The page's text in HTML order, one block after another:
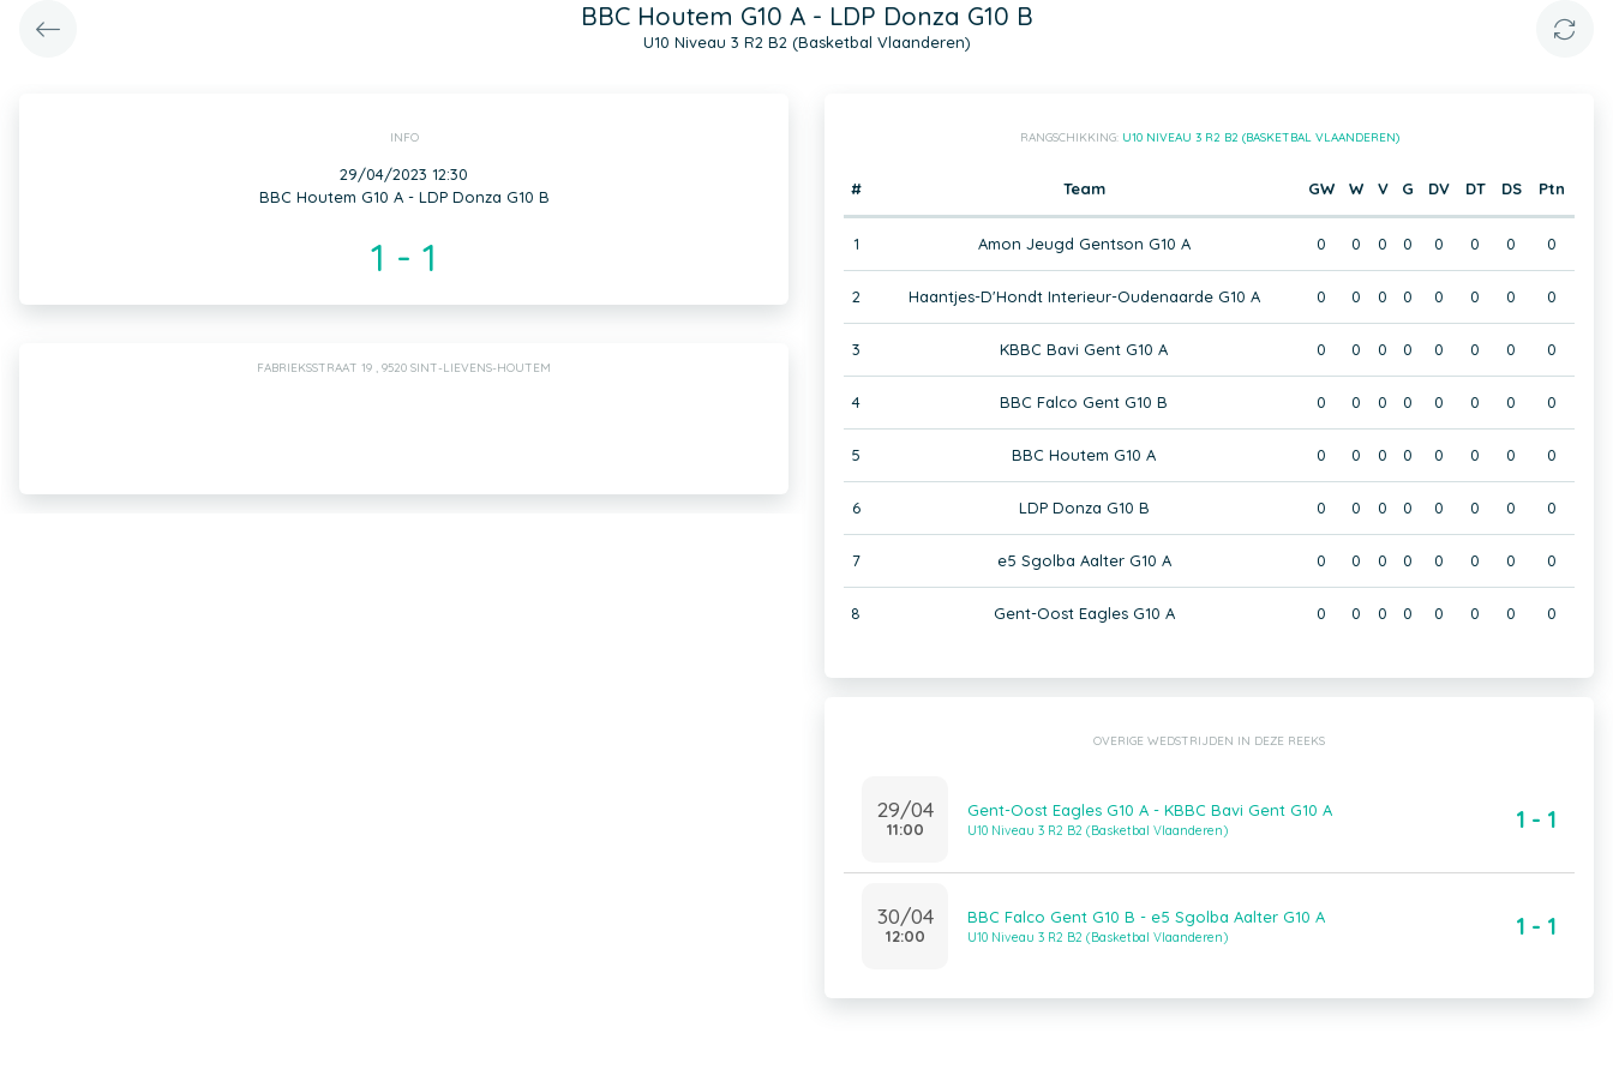
BBC Houtem G10 A - LDP Donza G10 B
U10 Niveau 3 R2 B2 (Basketbal Vlaanderen)
INFO
29/04/2023 12:30
BBC Houtem G10 A - LDP Donza G10 B
1 - 1
FABRIEKSSTRAAT 19 , 9520 SINT-LIEVENS-HOUTEM
RANGSCHIKKING: U10 NIVEAU 3 R2 B2 (BASKETBAL VLAANDEREN)
# Team GW W V G DV DT DS Ptn
1 Amon Jeugd Gentson G10 A 0 0 0 0 0 0 0 0
2 Haantjes-D'Hondt Interieur-Oudenaarde G10 A 0 0 0 0 0 0 0 0
3 KBBC Bavi Gent G10 A 0 0 0 0 0 0 0 0
4 BBC Falco Gent G10 B 0 0 0 0 0 0 0 0
5 BBC Houtem G10 A 0 0 0 0 0 0 0 0
6 LDP Donza G10 B 0 0 0 0 0 0 0 0
7 e5 Sgolba Aalter G10 A 0 0 0 0 0 0 0 0
8 Gent-Oost Eagles G10 A 0 0 0 0 0 0 0 0
OVERIGE WEDSTRIJDEN IN DEZE REEKS
29/04
11:00
Gent-Oost Eagles G10 A - KBBC Bavi Gent G10 A
U10 Niveau 3 R2 B2 (Basketbal Vlaanderen) 1 - 1
30/04
12:00
BBC Falco Gent G10 B - e5 Sgolba Aalter G10 A
U10 Niveau 3 R2 B2 (Basketbal Vlaanderen) 1 - 1